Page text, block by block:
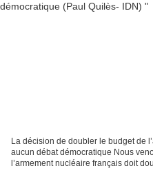
La décision de doubler le budget de
aucun débat démocratique Nous
l’armement nucléaire français doit